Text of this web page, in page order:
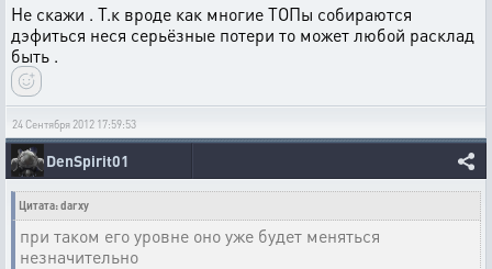
Не скажи . Т.к вроде как многие ТОПы собираются
дэфиться неся серьёзные потери то может любой расклад
быть .
24 Сентября 2012 17:59:53
DenSpirit01
Цитата: darxy
при таком его уровне оно уже будет меняться
незначительно